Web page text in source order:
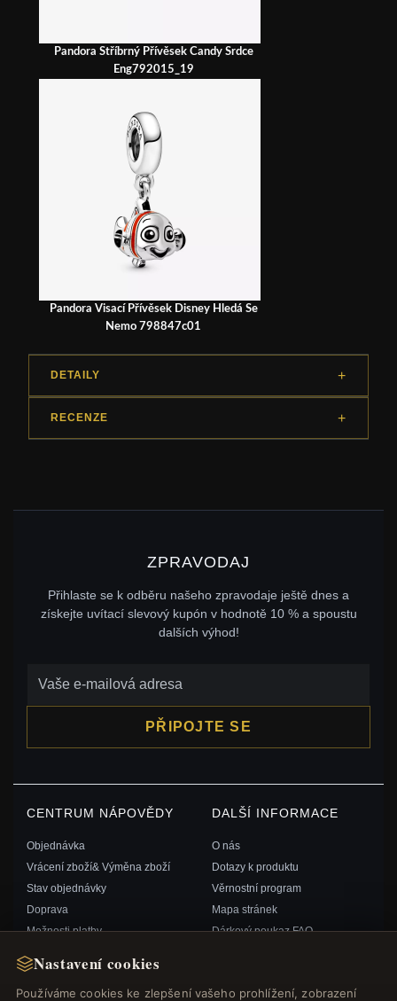
Nastavení cookies
Používáme cookies ke zlepšení vašeho prohlížení, zobrazení
Pandora Stříbrný Přívěsek Candy Srdce
Eng792015_19
Pandora Visací Přívěsek Disney Hledá Se
Nemo 798847c01
DETAILY
RECENZE
ZPRAVODAJ
Přihlaste se k odběru našeho zpravodaje ještě dnes a
získejte uvítací slevový kupón v hodnotě 10 % a spoustu
dalších výhod!
PŘIPOJTE SE
CENTRUM NÁPOVĚDY
Objednávka
Vrácení zboží& Výměna zboží
Stav objednávky
Doprava
Možnosti platby
Kontaktujte nás
DALŠÍ INFORMACE
O nás
Dotazy k produktu
Věrnostní program
Mapa stránek
Dárkový poukaz FAQ